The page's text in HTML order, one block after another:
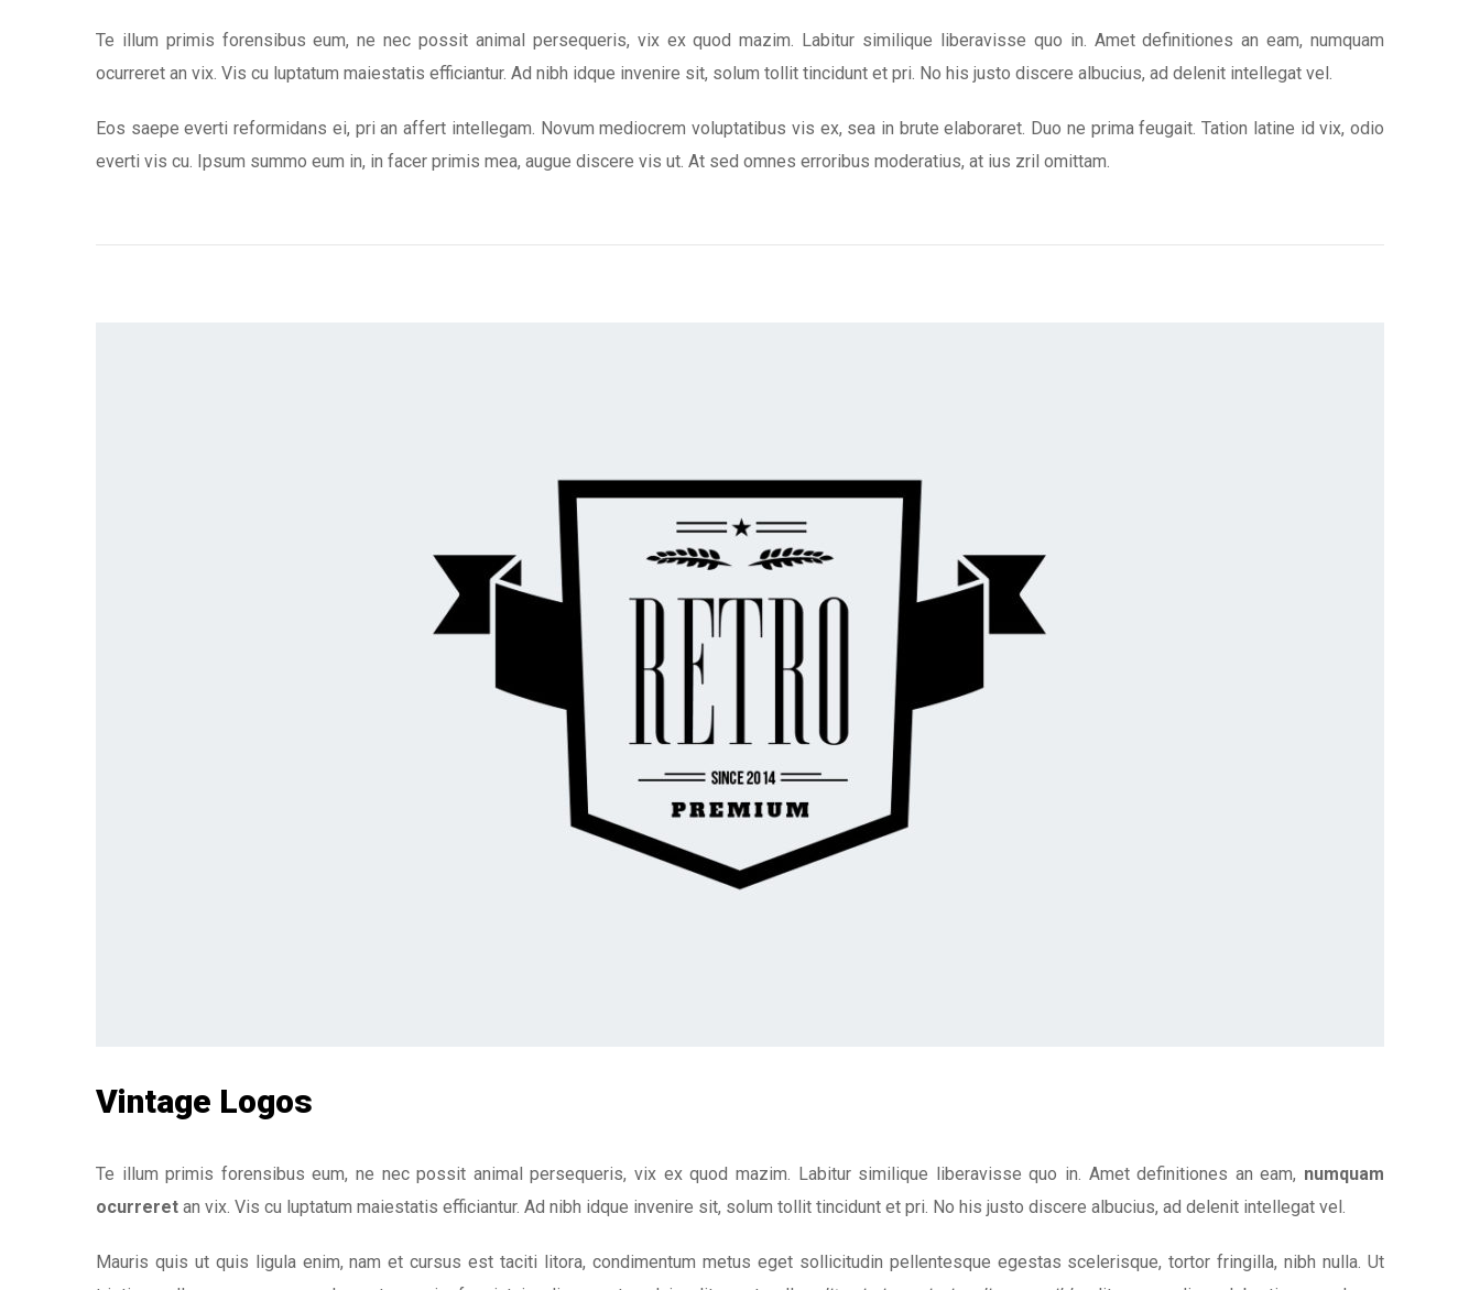
Te illum primis forensibus eum, ne nec possit animal persequeris, vix ex quod mazim. Labitur similique liberavisse quo in. Amet definitiones an eam, numquam
ocurreret an vix. Vis cu luptatum maiestatis efficiantur. Ad nibh idque invenire sit, solum tollit tincidunt et pri. No his justo discere albucius, ad delenit intellegat vel.
Eos saepe everti reformidans ei, pri an affert intellegam. Novum mediocrem voluptatibus vis ex, sea in brute elaboraret. Duo ne prima feugait. Tation latine id vix, odio
everti vis cu. Ipsum summo eum in, in facer primis mea, augue discere vis ut. At sed omnes erroribus moderatius, at ius zril omittam.
Vintage Logos
Te illum primis forensibus eum, ne nec possit animal persequeris, vix ex quod mazim. Labitur similique liberavisse quo in. Amet definitiones an eam, numquam
ocurreret an vix. Vis cu luptatum maiestatis efficiantur. Ad nibh idque invenire sit, solum tollit tincidunt et pri. No his justo discere albucius, ad delenit intellegat vel.
Mauris quis ut quis ligula enim, nam et cursus est taciti litora, condimentum metus eget sollicitudin pellentesque egestas scelerisque, tortor fringilla, nibh nulla. Ut